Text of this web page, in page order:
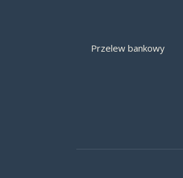
Przelew bankowy